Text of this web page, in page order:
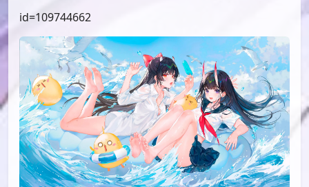
id=109744662